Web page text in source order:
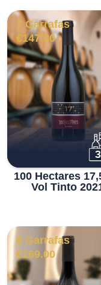
3 Garrafas
€147.00
100 Hectares
Vol Tinto
6 Garrafas
€169.00